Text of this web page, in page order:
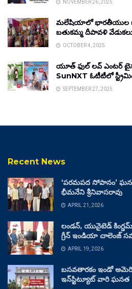
NOVEMBER 26, 2025
మలేషియాలో భారతీయుల
బతుకమ్మ దీపావళి
OCTOBER 4, 2025
యూత్ ఫుల్ లవ్ ఎంటర్
SunNXT ఓటీటీలో
SEPTEMBER 27, 2025
Recent News
‘పరమపద సోపానం’
భీమనేని శ్రీనివాసరావు
APRIL 21, 2026
లండన్, యునైటెడ్
గ్రీన్ ఇండియా చాలెంజ్
APRIL 19, 2026
బసవతారకం ఇండో
ఇన్‌స్టిట్యూట్ వారి ఘనత